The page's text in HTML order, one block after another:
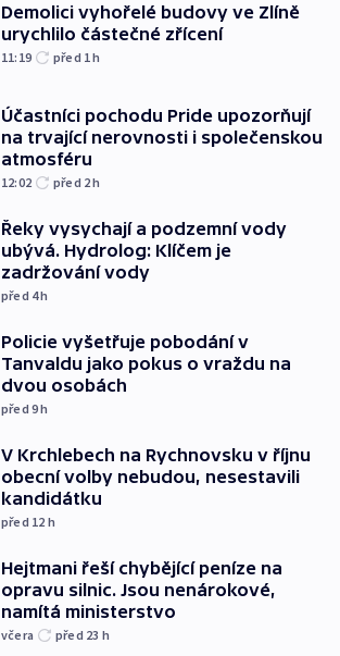
Demolici vyhořelé budovy ve Zlíně
urychlilo částečné zřícení
11:19 před 1h
Účastníci pochodu Pride upozorňují
na trvající nerovnosti i společenskou
atmosféru
12:02 před 2h
Řeky vysychají a podzemní vody
ubývá. Hydrolog: Klíčem je
zadržování vody
před 4h
Policie vyšetřuje pobodání v
Tanvaldu jako pokus o vraždu na
dvou osobách
před 9h
V Krchlebech na Rychnovsku v říjnu
obecní volby nebudou, nesestavili
kandidátku
před 12 h
Hejtmani řeší chybějící peníze na
opravu silnic. Jsou nenárokové,
namítá ministerstvo
včera před 23 h